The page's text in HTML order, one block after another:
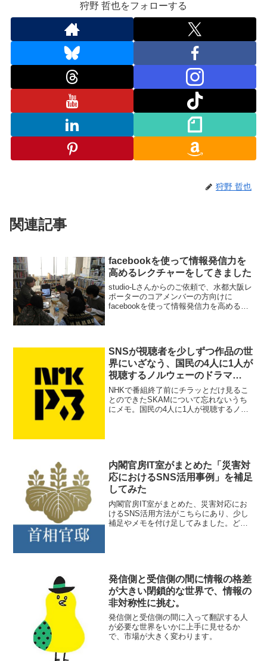
狩野 哲也をフォローする
狩野 哲也
関連記事
facebookを使って情報発信力を
高めるレクチャーをしてきました
studio-Lさんからのご依頼で、水都大阪レ
ポーターのコアメンバーの方向けに
facebookを使って情報発信力を高めるレ
SNSが視聴者を少しずつ作品の世
界にいざなう、国民の4人に1人が
視聴するノルウェーのドラマ
「SKAM」
NHKで番組終了前にチラッとだけ見るこ
とのできたSKAMについて忘れないうち
にメモ。国民の4人に1人が視聴するノル
内閣官房IT室がまとめた「災害対
応におけるSNS活用事例」を補足
してみた
内閣官房IT室がまとめた、災害対応にお
けるSNS活用方法がこちらにあり、少し
補足やメモを付け足してみました。どな
発信側と受信側の間に情報の格差
が大きい閉鎖的な世界で、情報の
非対称性に挑む。
発信側と受信側の間に入って翻訳する人
が必要な世界をいかに上手に見せるか
で、市場が大きく変わります。